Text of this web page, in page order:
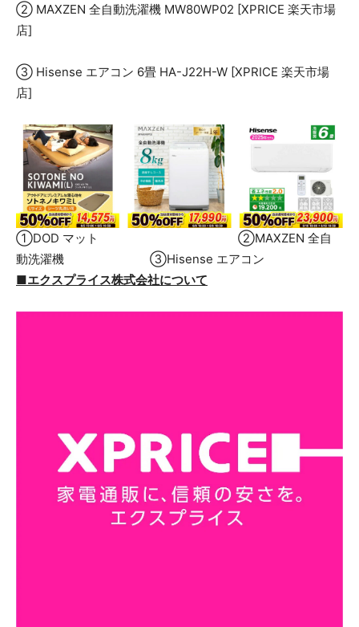
② MAXZEN 全自動洗濯機 MW80WP02 [XPRICE 楽天市場
店]
③ Hisense エアコン 6畳 HA-J22H-W [XPRICE 楽天市場
店]
①DOD マット ②MAXZEN 全自
動洗濯機 ③Hisense エアコン
■エクスプライス株式会社について